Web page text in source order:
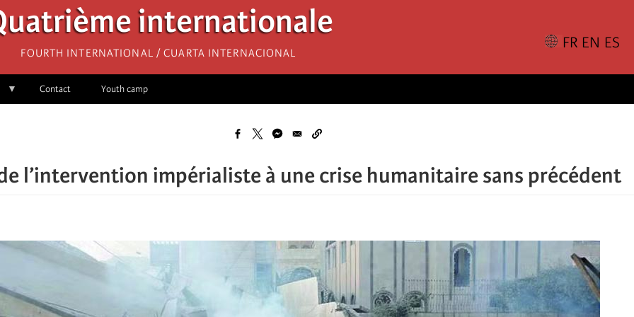
internationale
Fourth International / Cuarta Internacional
Contact Youth camp
l’intervention impérialiste à une crise humanitaire sans précédent